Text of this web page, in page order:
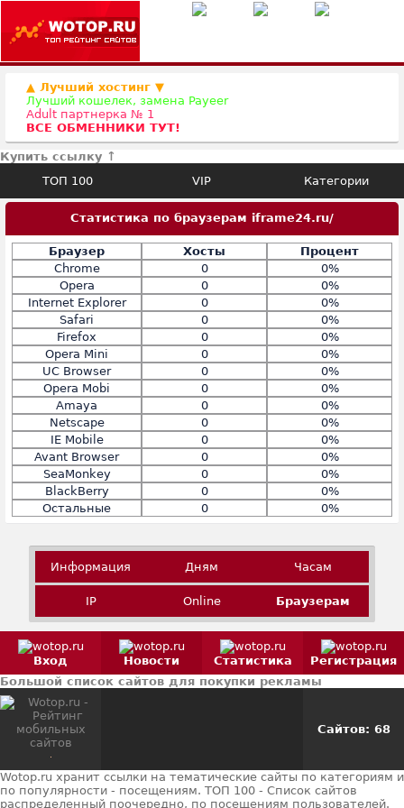
▲ Лучший хостинг ▼
Лучший кошелек, замена Payeer
Adult партнерка № 1
ВСЕ ОБМЕННИКИ ТУТ!
Купить ссылку ↑
ТОП 100
VIP Категории
Статистика по браузерам iframe24.ru/
Браузер Хосты
Процент
Chrome
0
0%
Opera
0
0%
Internet Explorer
0
0%
Safari
0
0%
Firefox
0
0%
Opera Mini
0
0%
UC Browser
0
0%
Opera Mobi
0
0%
Amaya
0
0%
Netscape
0
0%
IE Mobile
0
0%
Avant Browser
0
0%
SeaMonkey
0
0%
BlackBerry
0
0%
Остальные
0 0%
Информация Дням Часам
IP Online Браузерам
Вход Новости Статистика
Регистрация
Большой список сайтов для покупки рекламы
Сайтов: 68
Wotop.ru хранит ссылки на тематические сайты по категориям и
по популярности - посещениям. ТОП 100 - Список сайтов
распределенный поочередно, по посещениям пользователей.